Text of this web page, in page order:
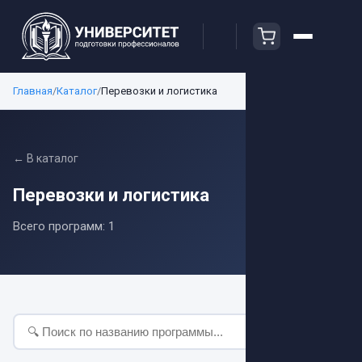
Главная/Каталог/Перевозки и логистика
← В каталог
Перевозки и логистика
Всего программ: 1